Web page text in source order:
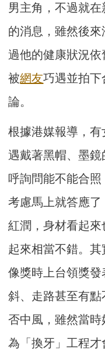
男主角，不過就
的消息，雖然後
過他的健康狀況
被網友巧遇並拍
論。
根據港媒報導，
遇戴著黑帽、墨
呼詢問能不能合
考慮馬上就答應
紅潤，身材看起
起來相當不錯。
像獎時上台領獎
斜、走路甚至有
否中風，雖然當
為「換牙」工程